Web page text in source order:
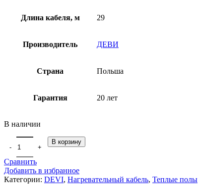
Длина кабеля, м 29
Производитель ДЕВИ
Страна Польша
Гарантия 20 лет
В наличии
В корзину
Сравнить
Добавить в избранное
Категории: DEVI, Нагревательный кабель, Теплые полы